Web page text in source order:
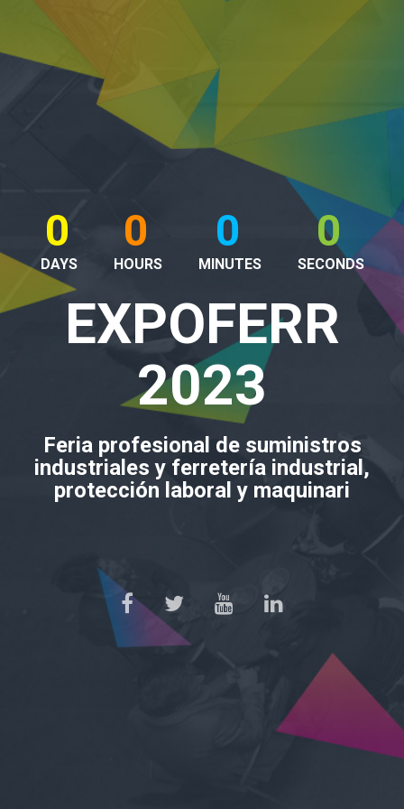
0
DAYS
0
HOURS
0
MINUTES
0
SECONDS
EXPOFERR
2023
Feria profesional de suministros
industriales y ferretería industrial,
protección laboral y maquinari